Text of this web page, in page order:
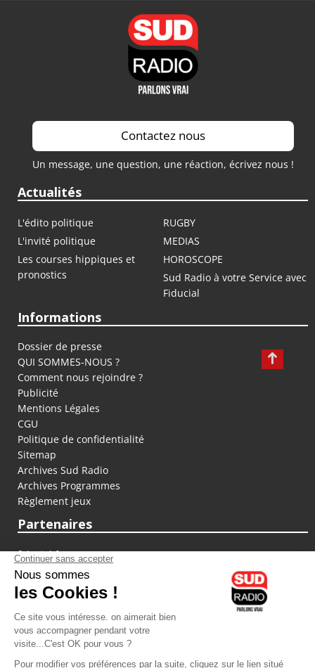
Contactez nous
Un message, une question, une réaction, écrivez nous !
Actualités
L'édito politique
RUGBY
L'invité politique
MEDIAS
Les courses hippiques et
pronostics
HOROSCOPE
Sud Radio à votre Service avec
Fiducial
Informations
Dossier de presse
QUI SOMMES-NOUS ?
Comment nous rejoindre ?
Publicité
Mentions Légales
CGU
Politique de confidentialité
Sitemap
Archives Sud Radio
Archives Programmes
Règlement jeux
Partenaires
fiducial.fr
lyoncapitale.fr
olympique-et-lyonnais.com
L'application Iphone / Android
Téléchargez l'application